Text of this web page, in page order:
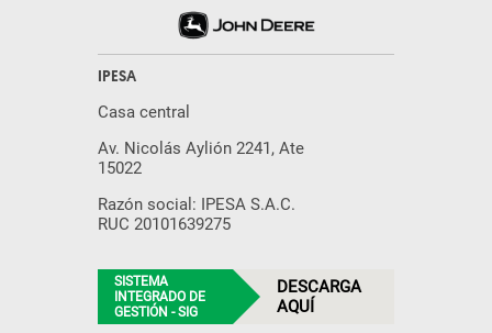
IPESA
Casa central
Av. Nicolás Aylión 2241, Ate
15022
Razón social: IPESA S.A.C.
RUC 20101639275
SISTEMA
INTEGRADO DE
GESTIÓN - SIG
DESCARGA
AQUÍ